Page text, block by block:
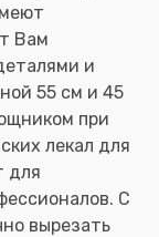
Вам
и
55 см и 45
при
лекал для
для
С
вырезать